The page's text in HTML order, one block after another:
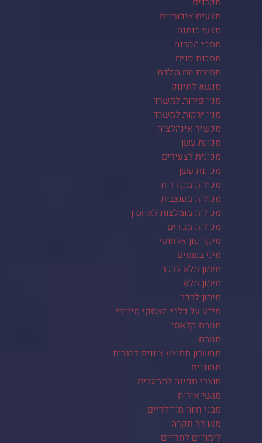
מצעים איכותיים
מצעי כותנה
מסכי הקרנה
מסכות פנים
מסיבת יום הולדת
מנשא לתינוק
מנוי פירות למשרד
מנוי ירקות למשרד
מכשיר אינהלציה
מכונת עשן
מכונית לצעירים
מכונות עשן
מכולות מקוררות
מכולות מעוצבות
מכולות מומלצות לאחסון
מכולות מגורים
מיקרופון אלחוטי
מיני בשמים
מימון מלא לרכב
מימון מלא
מימון לרכב
מידע על כלבי האסקי סיבירי
מטבח קלאסי
מטבח
מחשבון ממוצע ציונים לבגרות
מחוננים
מוצרי ספיגה למבוגרים
מגשי אירוח
מבני חווה מודולריים
מאוורר תקרה
לימודים לחרדים